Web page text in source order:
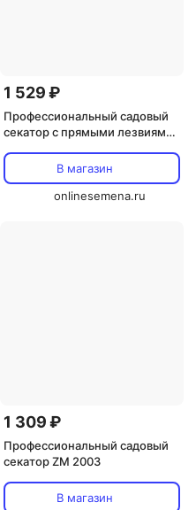
1 529 ₽
Профессиональный садовый
секатор с прямыми лезвиями
В магазин
onlinesemena.ru
1 309 ₽
Профессиональный садовый
секатор ZM 2003
В магазин